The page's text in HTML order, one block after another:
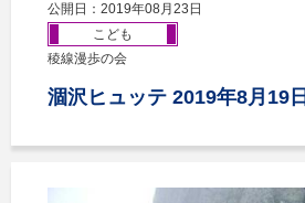
公開日：2019年08月23日
こども
稜線漫歩の会
涸沢ヒュッテ 2019年8月19